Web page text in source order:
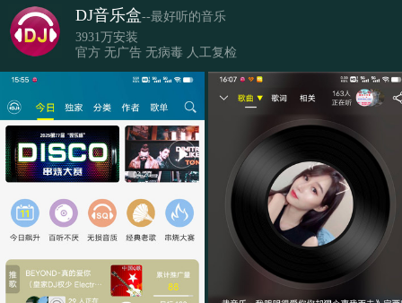
DJ音乐盒--最好听的音乐
3931万安装
官方 无广告 无病毒 人工复检